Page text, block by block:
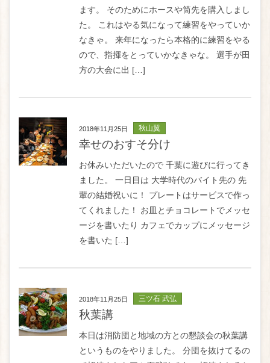
ます。 そのためにホースや筒先を購入しまし
た。 これはやる気になって練習をやっていか
なきゃ。 来年になったら本格的に練習をやる
ので、指揮をとっていかなきゃな。 選手が田
方の大会に出 […]
2018年11月25日 秋山翼
幸せのおすそ分け
お休みいただいたので 千葉に遊びに行ってき
ました。 一日目は 大学時代のバイト先の 先
輩の結婚祝いに！ プレートはサービスで作っ
てくれました！ お皿とチョコレートでメッセ
ージを書いたり カフェでカップにメッセージ
を書いた […]
2018年11月25日 三ツ石 武弘
秋葉講
本日は消防団と地域の方との懇談会の秋葉講
というものをやりました。 分団を抜けてるの